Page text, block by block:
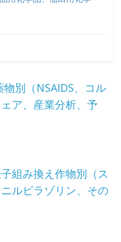
別（NSAIDS、コル
ア、産業分析、予
組み換え作物別（ス
ルピラゾリン、その